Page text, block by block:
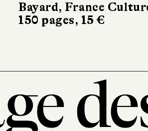
Le Cherche midi
0 €